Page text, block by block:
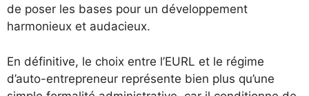
de poser les bases pour un développement
harmonieux et audacieux.
En définitive, le choix entre l’EURL et le régime
d’auto-entrepreneur représente bien plus qu’une